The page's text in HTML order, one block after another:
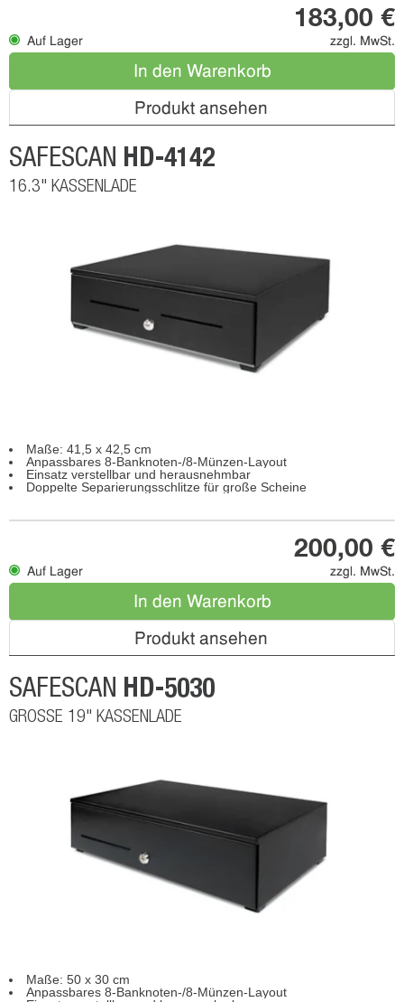
Auf Lager
183,00 €
zzgl. MwSt.
In den Warenkorb
Produkt ansehen
SAFESCAN HD-4142
16.3" KASSENLADE
Maße: 41,5 x 42,5 cm
Anpassbares 8-Banknoten-/8-Münzen-Layout
Einsatz verstellbar und herausnehmbar
Doppelte Separierungsschlitze für große Scheine
Auf Lager
200,00 €
zzgl. MwSt.
In den Warenkorb
Produkt ansehen
SAFESCAN HD-5030
GROSSE 19" KASSENLADE
Maße: 50 x 30 cm
Anpassbares 8-Banknoten-/8-Münzen-Layout